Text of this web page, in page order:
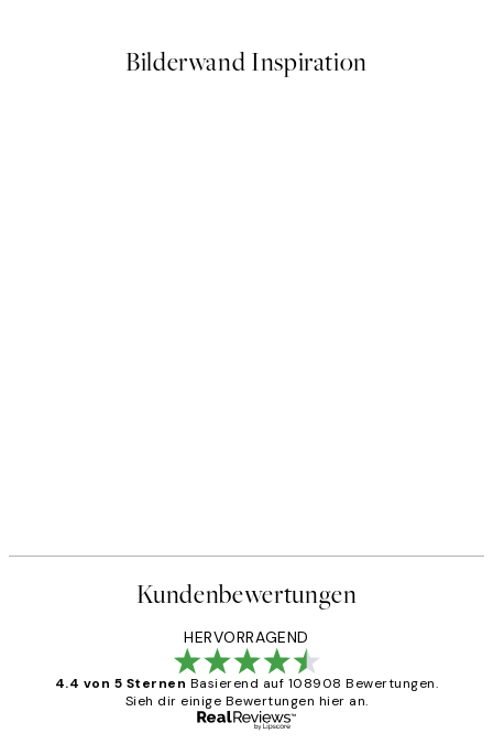
Bilderwand Inspiration
Kundenbewertungen
HERVORRAGEND
4.4 von 5 Sternen Basierend auf 108908 Bewertungen.
Sieh dir einige Bewertungen hier an.